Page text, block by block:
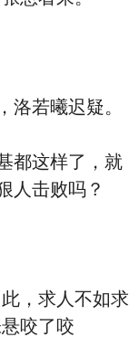
若曦迟疑。
这样了，就
人击败吗？
，求人不如求
咬了咬